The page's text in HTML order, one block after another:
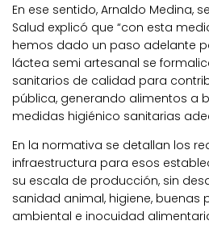
En ese sentido, Arnaldo Medina,
Salud explicó que “con esta
hemos dado un paso adelante
láctea semi artesanal se
sanitarios de calidad para
pública, generando alimentos a
medidas higiénico sanitarias
En la normativa se detallan los
infraestructura para esos
su escala de producción, sin
sanidad animal, higiene, buenas
ambiental e inocuidad